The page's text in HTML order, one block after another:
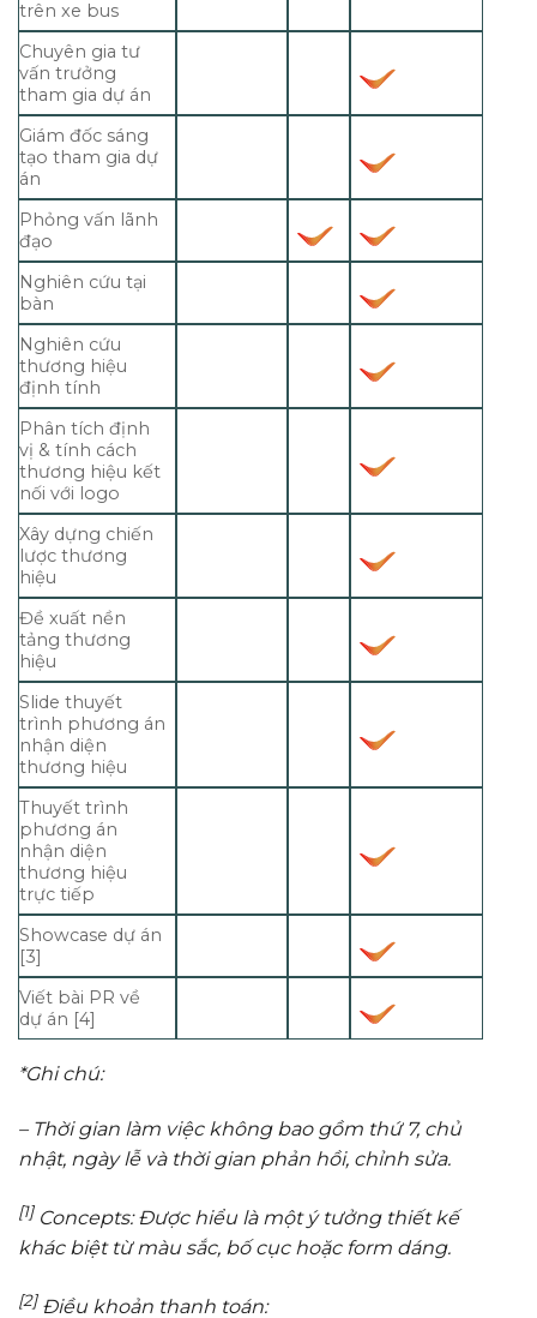
trên xe bus
Chuyên gia tư
vấn trưởng
tham gia dự án
Giám đốc sáng
tạo tham gia dự
án
Phỏng vấn lãnh
đạo
Nghiên cứu tại
bàn
Nghiên cứu
thương hiệu
định tính
Phân tích định
vị & tính cách
thương hiệu kết
nối với logo
Xây dựng chiến
lược thương
hiệu
Đề xuất nền
tảng thương
hiệu
Slide thuyết
trình phương án
nhận diện
thương hiệu
Thuyết trình
phương án
nhận diện
thương hiệu
trực tiếp
Showcase dự án
[3]
Viết bài PR về
dự án [4]
*Ghi chú:
– Thời gian làm việc không bao gồm thứ 7, chủ
nhật, ngày lễ và thời gian phản hồi, chỉnh sửa.
[1]Concepts: Được hiểu là một ý tưởng thiết kế
khác biệt từ màu sắc, bố cục hoặc form dáng.
[2]Điều khoản thanh toán: